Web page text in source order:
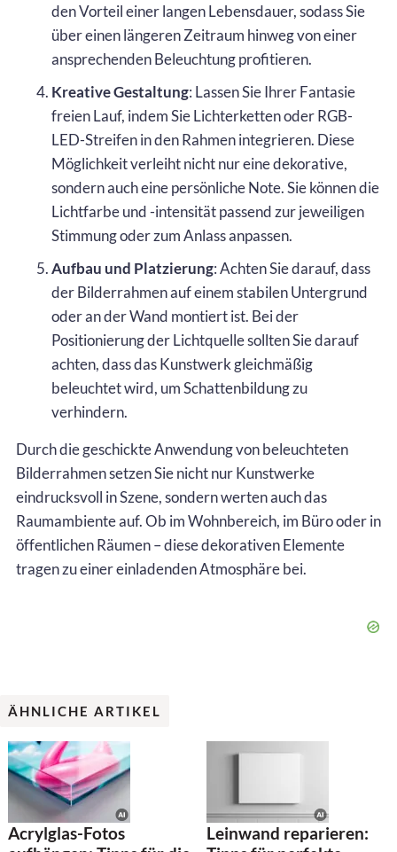
den Vorteil einer langen Lebensdauer, sodass Sie
über einen längeren Zeitraum hinweg von einer
ansprechenden Beleuchtung profitieren.
Kreative Gestaltung: Lassen Sie Ihrer Fantasie
freien Lauf, indem Sie Lichterketten oder RGB-
LED-Streifen in den Rahmen integrieren. Diese
Möglichkeit verleiht nicht nur eine dekorative,
sondern auch eine persönliche Note. Sie können die
Lichtfarbe und -intensität passend zur jeweiligen
Stimmung oder zum Anlass anpassen.
Aufbau und Platzierung: Achten Sie darauf, dass
der Bilderrahmen auf einem stabilen Untergrund
oder an der Wand montiert ist. Bei der
Positionierung der Lichtquelle sollten Sie darauf
achten, dass das Kunstwerk gleichmäßig
beleuchtet wird, um Schattenbildung zu
verhindern.
Durch die geschickte Anwendung von beleuchteten
Bilderrahmen setzen Sie nicht nur Kunstwerke
eindrucksvoll in Szene, sondern werten auch das
Raumambiente auf. Ob im Wohnbereich, im Büro oder in
öffentlichen Räumen – diese dekorativen Elemente
tragen zu einer einladenden Atmosphäre bei.
ÄHNLICHE ARTIKEL
Acrylglas-Fotos
Leinwand reparieren: